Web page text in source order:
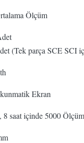
Ölçüm
(Tek parça SCE SCI
Ekran
saat içinde 5000 Ölçüm